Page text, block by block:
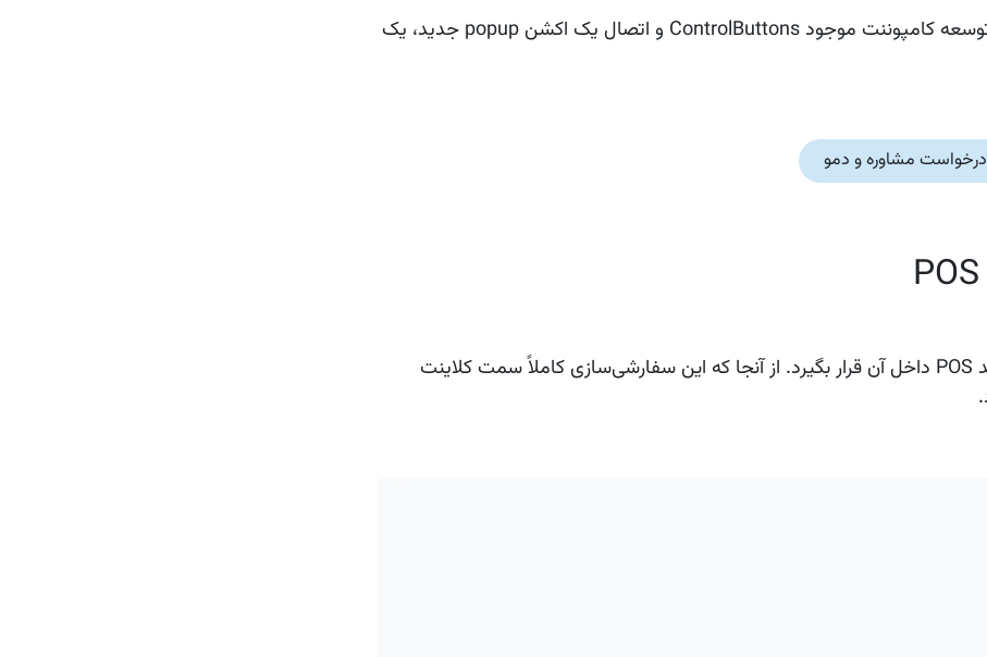
در این مقاله نشان می‌دهیم چگونه می‌توان در Odoo 19 با توسعه کامپوننت موجود ControlButtons و اتصال یک اکشن popup جدید، یک
درخواست مشاوره و دمو
برای شروع، یک ماژول سفارشی ایجاد کنید تا منطق فرانت‌اند POS داخل آن قرار بگیرد. از آنجا که این سفارشی‌سازی کاملاً سمت کلاینت